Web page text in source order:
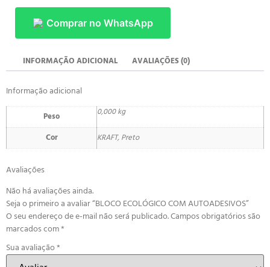
Comprar no WhatsApp
INFORMAÇÃO ADICIONAL AVALIAÇÕES (0)
Informação adicional
Peso 0,000 kg
Cor KRAFT, Preto
Avaliações
Não há avaliações ainda.
Seja o primeiro a avaliar “BLOCO ECOLÓGICO COM AUTOADESIVOS”
O seu endereço de e-mail não será publicado.Campos obrigatórios são
marcados com*
Sua avaliação*